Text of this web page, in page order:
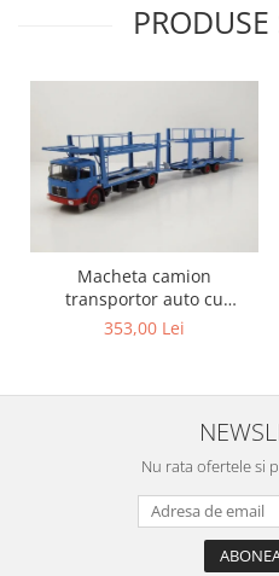
Macheta camion
transportor auto cu
remorca MAN F8, scara 1:43
353,00 Lei
Nu rata ofertele si